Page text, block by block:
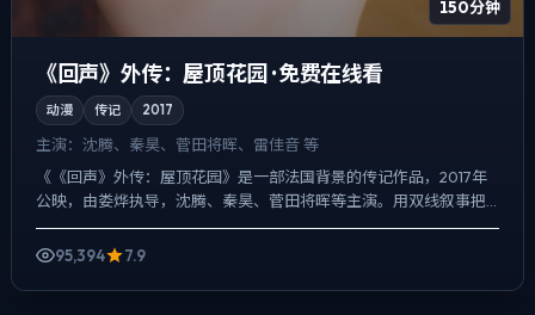
150分钟
《回声》外传：屋顶花园 · 免费在线看
动漫 传记 2017
主演： 沈腾、秦昊、菅田将晖、雷佳音 等
《《回声》外传：屋顶花园》是一部法国背景的传记作品，2017年
公映，由娄烨执导，沈腾、秦昊、菅田将晖等主演。用双线叙事把
过去与现在拧成一股绳，爱情线并不喧宾夺主，却成为推动主角...
95,394
7.9